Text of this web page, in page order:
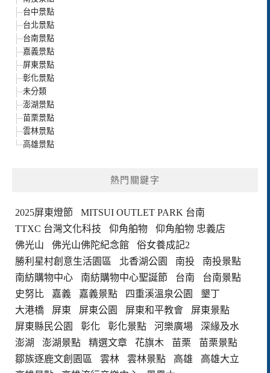
台中景點
台北景點
台南景點
嘉義景點
屏東景點
彰化景點
未分類
澎湖景點
苗栗景點
雲林景點
高雄景點
熱門關鍵字
2025屏東燈節
MITSUI OUTLET PARK 台南
TTXC 台灣文化科技
仰角舶物
仰角舶物 忠義店
佛光山
佛光山佛陀紀念館
俗女養成記2
勝利星村創意生活園區
北香湖公園 南投
南投景點
南紡購物中心
南紡購物中心聖誕節 台南
台南景點
史努比
嘉義 嘉義景點 四重溪溫泉公園
墾丁
大港橋
屏東 屏東公園 屏東和平教會
屏東景點
屏東縣民公園
彰化 彰化景點 河樂廣場
深緣及水
澎湖
澎湖景點 精選文章 花旗木 苗栗
苗栗景點
鄒族逐鹿文創園區
雲林 雲林景點 高雄
高雄大立